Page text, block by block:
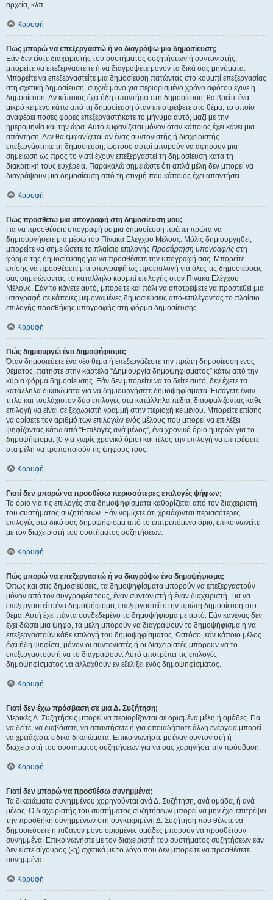
αρχεία, κλπ.
Κορυφή
Πώς μπορώ να επεξεργαστώ ή να διαγράψω μια δημοσίευση;
Εάν δεν είστε διαχειριστής του συστήματος συζητήσεων ή συντονιστής,
μπορείτε να επεξεργαστείτε ή να διαγράψετε μόνον τα δικά σας μηνύματα.
Μπορείτε να επεξεργαστείτε μια δημοσίευση πατώντας στο κουμπί επεξεργασίας
στη σχετική δημοσίευση, συχνά μόνο για περιορισμένο χρόνο αφότου έγινε η
δημοσίευση. Αν κάποιος έχει ήδη απαντήσει στη δημοσίευση, θα βρείτε ένα
μικρό κείμενο κάτω από τη δημοσίευση όταν επιστρέψετε στο θέμα, το οποίο
αναφέρει πόσες φορές επεξεργαστήκατε το μήνυμα αυτό, μαζί με την
ημερομηνία και την ώρα. Αυτό εμφανίζεται μόνον όταν κάποιος έχει κάνει μια
απάντηση. Δεν θα εμφανίζεται αν ένας συντονιστής ή διαχειριστής
επεξεργάστηκε τη δημοσίευση, ωστόσο αυτοί μπορούν να αφήσουν μια
σημείωση ως προς το γιατί έχουν επεξεργαστεί τη δημοσίευση κατά τη
διακριτική τους ευχέρεια. Παρακαλώ σημειώστε ότι απλά μέλη δεν μπορεί να
διαγράψουν μια δημοσίευση από τη στιγμή που κάποιος έχει απαντήσει.
Κορυφή
Πώς προσθέτω μια υπογραφή στη δημοσίευση μου;
Για να προσθέσετε υπογραφή σε μια δημοσίευση πρέπει πρώτα να
δημιουργήσετε μια μέσω του Πίνακα Ελέγχου Μέλους. Μόλις δημιουργηθεί,
μπορείτε να σημειώσετε το πλαίσιο επιλογής Προσάρτηση υπογραφής στη
φόρμα της δημοσίευσης για να προσθέσετε την υπογραφή σας. Μπορείτε
επίσης να προσθέσετε μια υπογραφή ως προεπιλογή για όλες τις δημοσιεύσεις
σας σημειώνοντας το κατάλληλο κουμπί επιλογής στον Πίνακα Ελέγχου
Μέλους. Εάν το κάνετε αυτό, μπορείτε και πάλι να αποτρέψετε να προστεθεί μια
υπογραφή σε κάποιες μεμονωμένες δημοσιεύσεις από-επιλέγοντας το πλαίσιο
επιλογής προσθήκης υπογραφής στη φόρμα δημοσίευσης.
Κορυφή
Πώς δημιουργώ ένα δημοψήφισμα;
Όταν δημοσιεύετε ένα νέο θέμα ή επεξεργάζεστε την πρώτη δημοσίευση ενός
θέματος, πατήστε στην καρτέλα “Δημιουργία δημοψηφίσματος” κάτω από την
κύρια φόρμα δημοσίευσης. Εάν δεν μπορείτε να το δείτε αυτό, δεν έχετε τα
κατάλληλα δικαιώματα για να δημιουργήσετε δημοψηφίσματα. Εισάγετε έναν
τίτλο και τουλάχιστον δύο επιλογές στα κατάλληλα πεδία, διασφαλίζοντας κάθε
επιλογή να είναι σε ξεχωριστή γραμμή στην περιοχή κειμένου. Μπορείτε επίσης
να ορίσετε τον αριθμό των επιλογών ενός μέλους που μπορεί να επιλέξει
ψηφίζοντας κάτω από “Επιλογές ανά μέλος”, ένα χρονικό όριο ημερών για το
δημοψήφισμα, (0 για χωρίς χρονικό όριο) και τέλος την επιλογή να επιτρέψετε
στα μέλη να τροποποιούν τις ψήφους τους.
Κορυφή
Γιατί δεν μπορώ να προσθέσω περισσότερες επιλογές ψήφων;
Το όριο για τις επιλογές στα δημοψηφίσματα καθορίζεται από τον διαχειριστή
του συστήματος συζητήσεων. Εάν νομίζετε ότι χρειάζονται περισσότερες
επιλογές στο δικό σας δημοψήφισμα από το επιτρεπόμενο όριο, επικοινωνείτε
με τον διαχειριστή του συστήματος συζητήσεων.
Κορυφή
Πώς μπορώ να επεξεργαστώ ή να διαγράψω ένα δημοψήφισμα;
Όπως και στις δημοσιεύσεις, τα δημοψηφίσματα μπορούν να επεξεργαστούν
μόνον από τον συγγραφέα τους, έναν συντονιστή ή έναν διαχειριστή. Για να
επεξεργαστείτε ένα δημοψήφισμα, επεξεργαστείτε την πρώτη δημοσίευση στο
θέμα. Αυτή έχει πάντα συνδεδεμένο το δημοψήφισμα με αυτό. Εάν κανένας δεν
έχει δώσει μια ψήφο, τα μέλη μπορούν να διαγράψουν το δημοψήφισμα ή να
επεξεργαστούν κάθε επιλογή του δημοψηφίσματος. Ωστόσο, εάν κάποιο μέλος
έχει ήδη ψηφίσει, μόνον οι συντονιστές ή οι διαχειριστές μπορούν να το
επεξεργαστούν ή να το διαγράψουν. Αυτό αποτρέπει τις επιλογές
δημοψηφίσματος να αλλαχθούν εν εξελίξει ενός δημοψηφίσματος.
Κορυφή
Γιατί δεν έχω πρόσβαση σε μια Δ. Συζήτηση;
Μερικές Δ. Συζητήσεις μπορεί να περιορίζονται σε ορισμένα μέλη ή ομάδες. Για
να δείτε, να διαβάσετε, να απαντήσετε ή για οποιαδήποτε άλλη ενέργεια μπορεί
να χρειάζεστε ειδικά δικαιώματα. Επικοινωνήστε με έναν συντονιστή ή
διαχειριστή του συστήματος συζητήσεων για να σας χορηγήσει την πρόσβαση.
Κορυφή
Γιατί δεν μπορώ να προσθέσω συνημμένα;
Τα δικαιώματα συνημμένου χορηγούνται ανά Δ. Συζήτηση, ανά ομάδα, ή ανά
μέλος. Ο διαχειριστής του συστήματος συζητήσεων μπορεί να μην έχει επιτρέψει
την προσθήκη συνημμένων στη συγκεκριμένη Δ. Συζήτηση που θέλετε να
δημοσιεύσετε ή πιθανόν μόνο ορισμένες ομάδες μπορούν να προσθέτουν
συνημμένα. Επικοινωνήστε με τον διαχειριστή του συστήματος συζητήσεων εάν
δεν είστε σίγουρος (-η) σχετικά με το λόγο που δεν μπορείτε να προσθέσετε
συνημμένα.
Κορυφή